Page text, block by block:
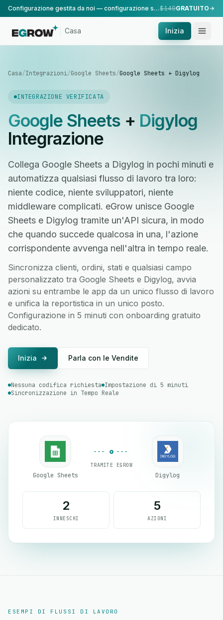
Configurazione gestita da noi — configurazione standard, eseguita dal nostro team.$149GRATUITO
Casa Inizia
Casa/Integrazioni/Google Sheets/Google Sheets + Digylog
INTEGRAZIONE VERIFICATA
Google Sheets+ Digylog
Integrazione
Collega Google Sheets a Digylog in pochi minuti e
automatizza qualsiasi flusso di lavoro tra loro:
niente codice, niente sviluppatori, niente
middleware complicati. eGrow unisce Google
Sheets e Digylog tramite un'API sicura, in modo
che quando succede qualcosa in una, l'azione
corrispondente avvenga nell'altra in tempo reale.
Sincronizza clienti, ordini, stati e qualsiasi campo
personalizzato tra Google Sheets e Digylog, avvia
azioni su entrambe le app da un unico flusso di lavoro
e unifica la reportistica in un unico posto.
Configurazione in 5 minuti con onboarding gratuito
dedicato.
Inizia Parla con le Vendite
Nessuna codifica richiesta Impostazione di 5 minuti
Sincronizzazione in Tempo Reale
Google Sheets
TRAMITE EGROW
Digylog
2
INNESCHI
5
AZIONI
ESEMPI DI FLUSSI DI LAVORO